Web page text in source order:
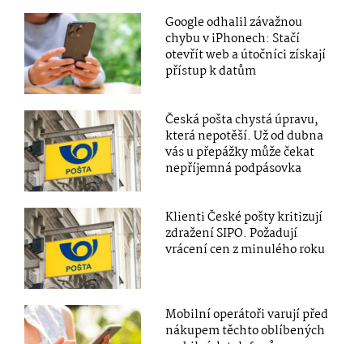
Google odhalil závažnou
chybu v iPhonech: Stačí
otevřít web a útočníci získají
přístup k datům
Česká pošta chystá úpravu,
která nepotěší. Už od dubna
vás u přepážky může čekat
nepříjemná podpásovka
Klienti České pošty kritizují
zdražení SIPO. Požadují
vrácení cen z minulého roku
Mobilní operátoři varují před
nákupem těchto oblíbených